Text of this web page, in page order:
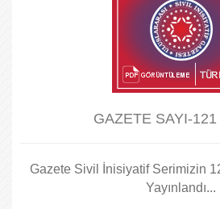
GAZETE SAYI-
Gazete Sivil İnisiyatif Serimizin
Yayınlandı...